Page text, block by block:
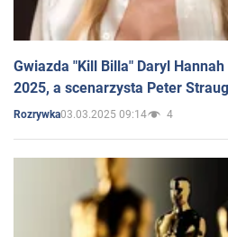
Gwiazda "Kill Billa" Daryl
2025, a scenarzysta Peter
Rozrywka03.03.2025 09:14 4